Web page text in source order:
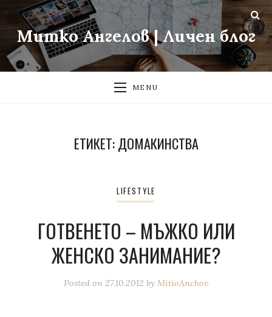
Митко Ангелов | Личен блог
MENU
ЕТИКЕТ:ДОМАКИНСТВА
LIFESTYLE
ГОТВЕНЕТО – МЪЖКО ИЛИ
ЖЕНСКО ЗАНИМАНИЕ?
Posted on 27.10.2012 by MitioAnchov